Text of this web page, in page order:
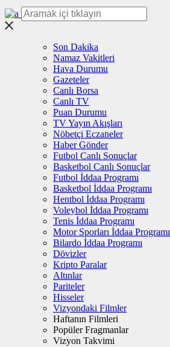
Son Dakika
Namaz Vakitleri
Hava Durumu
Gazeteler
Canlı Borsa
Canlı TV
Puan Durumu
TV Yayın Akışları
Nöbetçi Eczaneler
Haber Gönder
Futbol Canlı Sonuçlar
Basketbol Canlı Sonuçlar
Futbol İddaa Programı
Basketbol İddaa Programı
Hentbol İddaa Programı
Voleybol İddaa Programı
Tenis İddaa Programı
Motor Sporları İddaa Programı
Bilardo İddaa Programı
Dövizler
Kripto Paralar
Altınlar
Pariteler
Hisseler
Vizyondaki Filmler
Haftanın Filmleri
Popüler Fragmanlar
Vizyon Takvimi